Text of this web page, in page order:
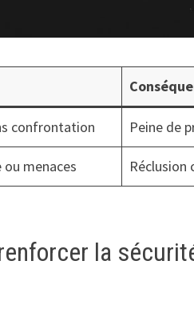
confrontation Peine de
menaces Réclusion
la